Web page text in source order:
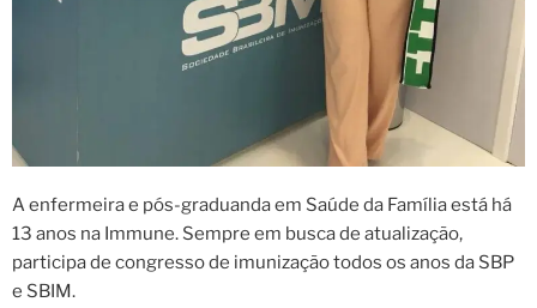
A enfermeira e pós-graduanda em Saúde da Família está há
13 anos na Immune. Sempre em busca de atualização,
participa de congresso de imunização todos os anos da SBP
e SBIM.